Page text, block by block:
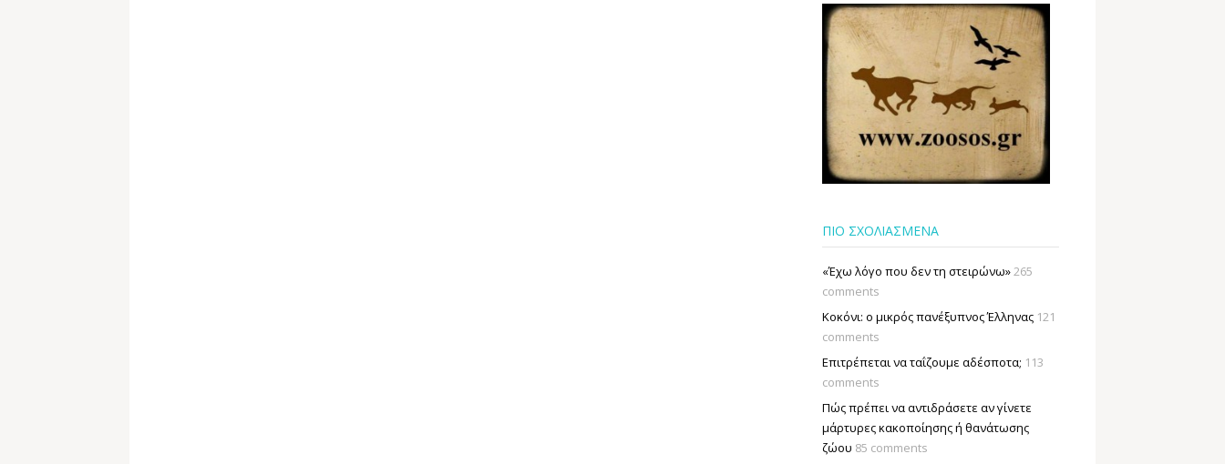
ΠΙΟ ΣΧΟΛΙΑΣΜΕΝΑ
«Έχω λόγο που δεν τη στειρώνω»265
comments
Κοκόνι: ο μικρός πανέξυπνος Έλληνας 121
comments
Επιτρέπεται να ταΐζουµε αδέσποτα; 113
comments
Πώς πρέπει να αντιδράσετε αν γίνετε
μάρτυρες κακοποίησης ή θανάτωσης
ζώου 85 comments